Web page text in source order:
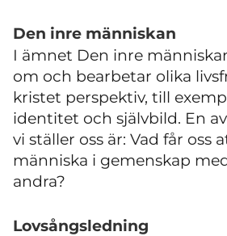
Den inre människan
I ämnet Den inre
om och bearbetar olika
kristet perspektiv, till
identitet och självbild. En
vi ställer oss är: Vad får oss
människa i gemenskap
andra?
Lovsångsledning